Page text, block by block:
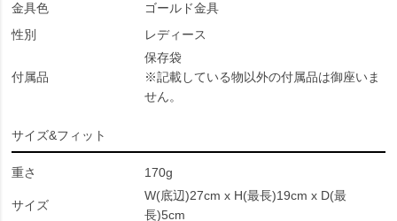
金具色
ゴールド金具
性別
レディース
付属品
保存袋
※記載している物以外の付属品は御座いま
せん。
サイズ&フィット
重さ 170g
サイズ
W(底辺)27cm x H(最長)19cm x D(最
長)5cm